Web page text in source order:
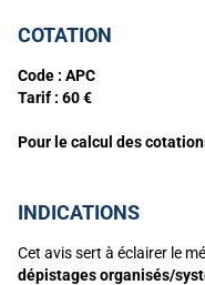
COTATION
Code : APC
Tarif : 60 €
Pour le calcul des
INDICATIONS
Cet avis sert à éclairer le
dépistages organisés/